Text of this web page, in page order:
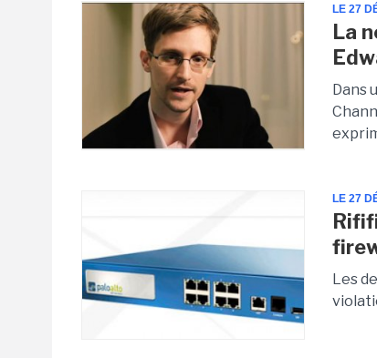
LE 27
La
Dans
LE 27
Les